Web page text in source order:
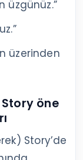
üzgünüz.”
üzerinden
öne
Story’de